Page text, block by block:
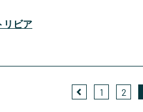
リビア
1 2